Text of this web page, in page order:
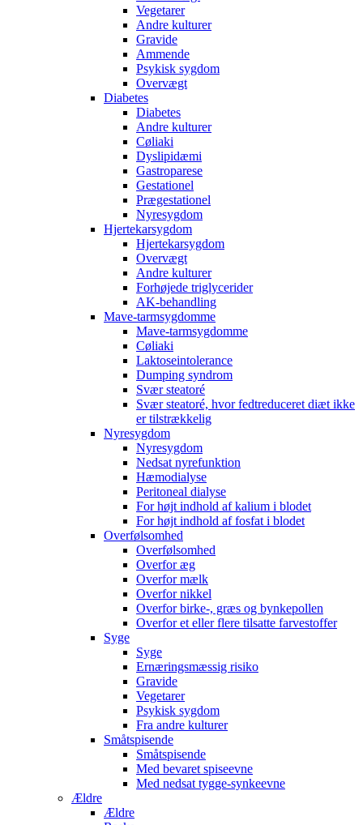
Vegetarer
Andre kulturer
Gravide
Ammende
Psykisk sygdom
Overvægt
Diabetes
Diabetes
Andre kulturer
Cøliaki
Dyslipidæmi
Gastroparese
Gestationel
Prægestationel
Nyresygdom
Hjertekarsygdom
Hjertekarsygdom
Overvægt
Andre kulturer
Forhøjede triglycerider
AK-behandling
Mave-tarmsygdomme
Mave-tarmsygdomme
Cøliaki
Laktoseintolerance
Dumping syndrom
Svær steatoré
Svær steatoré, hvor fedtreduceret diæt ikke
er tilstrækkelig
Nyresygdom
Nyresygdom
Nedsat nyrefunktion
Hæmodialyse
Peritoneal dialyse
For højt indhold af kalium i blodet
For højt indhold af fosfat i blodet
Overfølsomhed
Overfølsomhed
Overfor æg
Overfor mælk
Overfor nikkel
Overfor birke-, græs og bynkepollen
Overfor et eller flere tilsatte farvestoffer
Syge
Syge
Ernæringsmæssig risiko
Gravide
Vegetarer
Psykisk sygdom
Fra andre kulturer
Småtspisende
Småtspisende
Med bevaret spiseevne
Med nedsat tygge-synkeevne
Ældre
Ældre